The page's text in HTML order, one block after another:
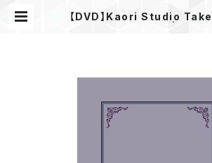
【DVD】Kaori Studio